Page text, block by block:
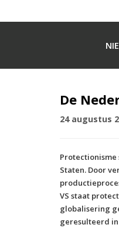
De
24 augustus
Staten. Door
VS staat
globalisering
geresulteerd